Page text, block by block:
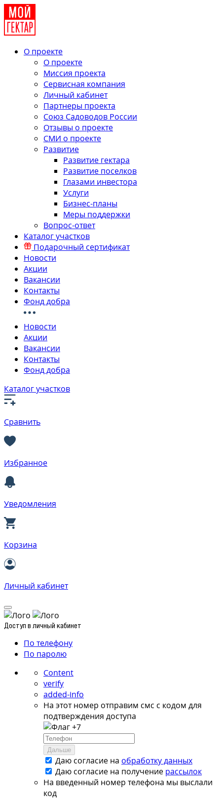
О проекте
О проекте
Миссия проекта
Сервисная компания
Личный кабинет
Партнеры проекта
Союз Садоводов России
Отзывы о проекте
СМИ о проекте
Развитие
Развитие гектара
Развитие поселков
Глазами инвестора
Услуги
Бизнес-планы
Меры поддержки
Вопрос-ответ
Каталог участков
Подарочный сертификат
Новости
Акции
Вакансии
Контакты
Фонд добра
Новости
Акции
Вакансии
Контакты
Фонд добра
Каталог участков
Сравнить
Избранное
Уведомления
Корзина
Личный кабинет
Доступ в личный кабинет
По телефону
По паролю
Content
verify
added-info
На этот номер отправим смс с кодом для
подтверждения доступа
+7
Дальше
Даю согласие на обработку данных
Даю согласие на получение рассылок
На введенный номер телефона мы выслали
код